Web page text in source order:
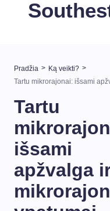
Pradžia > Ką veikti? >
Tartu mikrorajonai: išsami
Tartu
išsami
apžvalga